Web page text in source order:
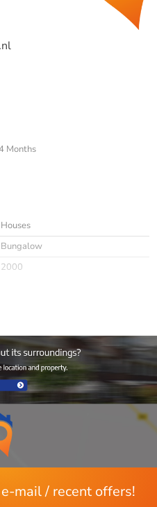
Months
Houses
Bungalow
2000
Immediately
4
Furnished
mail / recent offers!